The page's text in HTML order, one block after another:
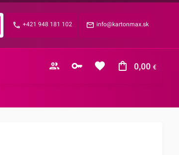
info@kartonmax.sk
+421 948 181 102
0,00€
Zabudnuté heslo?